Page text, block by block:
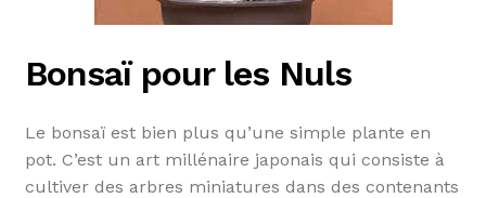
Bonsaï pour les Nuls
Le bonsaï est bien plus qu’une simple plante en
pot. C’est un art millénaire japonais qui consiste à
cultiver des arbres miniatures dans des contenants